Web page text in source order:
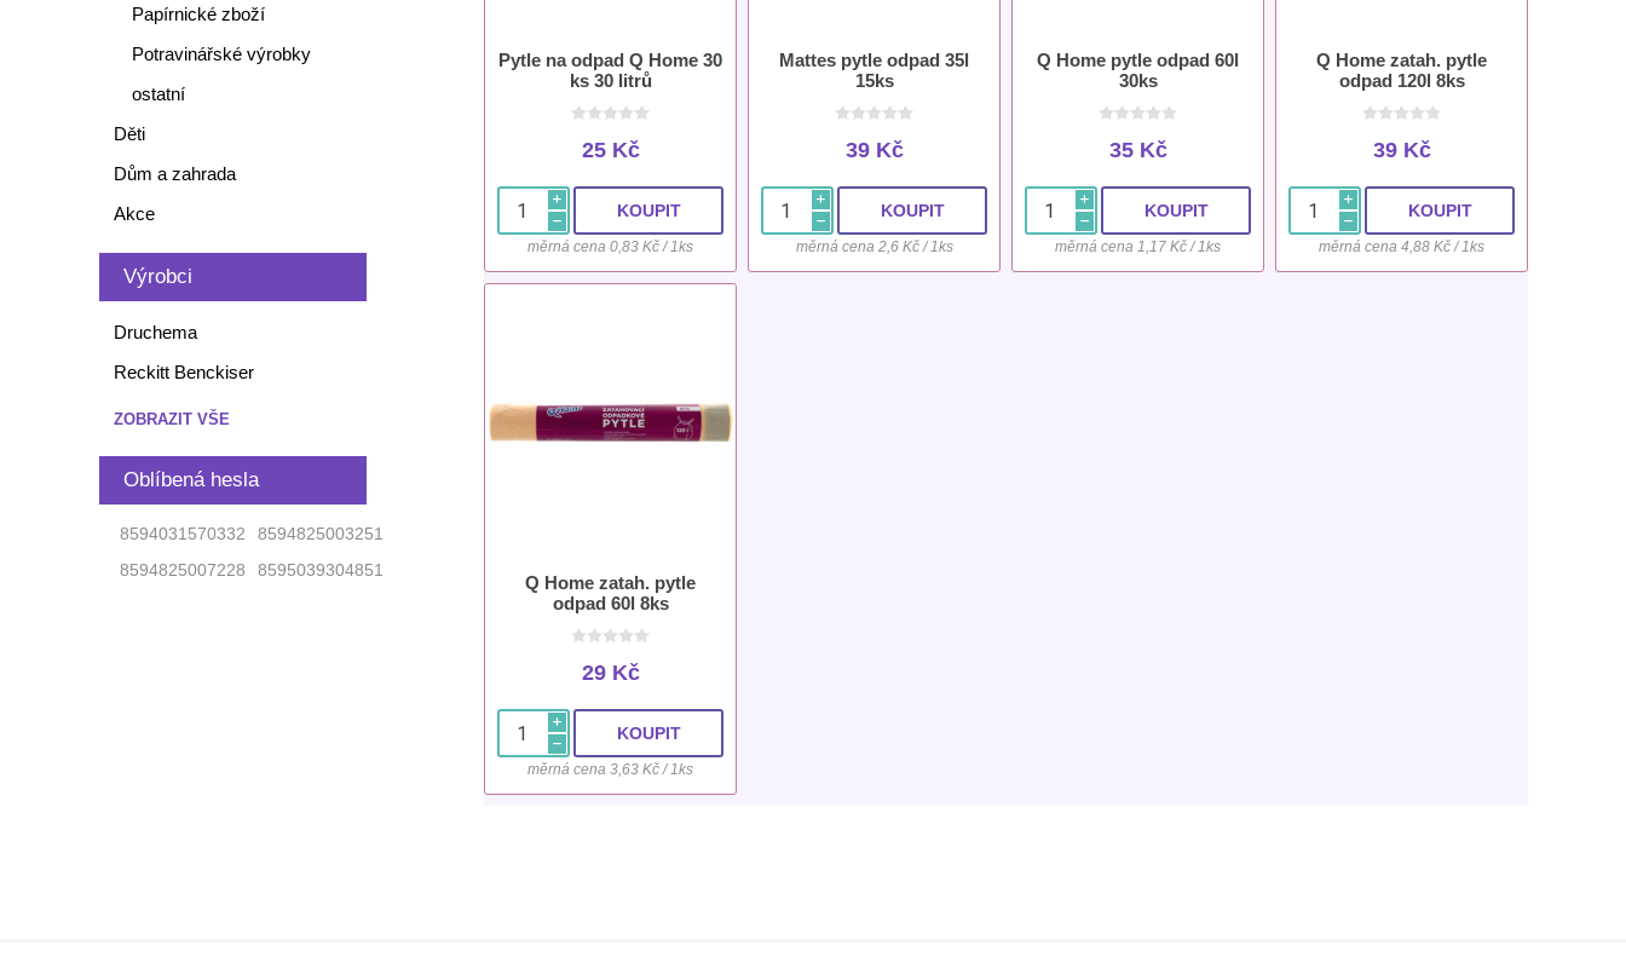
Pytle na odpad Q Home 30
ks 30 litrů
25 Kč
i
h
měrná cena 0,83 Kč / 1ks
Mattes pytle odpad 35l
15ks
39 Kč
i
h
měrná cena 2,6 Kč / 1ks
Q Home pytle odpad 60l
30ks
35 Kč
i
h
měrná cena 1,17 Kč / 1ks
Q Home zatah. pytle
odpad 120l 8ks
39 Kč
i
h
měrná cena 4,88 Kč / 1ks
Q Home zatah. pytle
odpad 60l 8ks
29 Kč
i
h
měrná cena 3,63 Kč / 1ks
Papírnické zboží
Potravinářské výrobky
ostatní
Děti
Dům a zahrada
Akce
Výrobci
Druchema
Reckitt Benckiser
ZOBRAZIT VŠE
Oblíbená hesla
8594031570332
8594825003251
8594825007228
8595039304851